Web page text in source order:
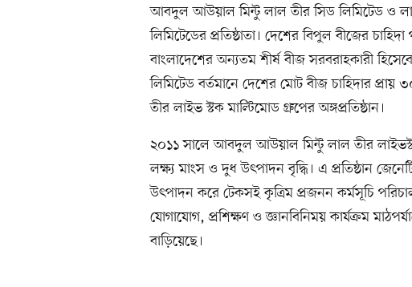
আবদুল আউয়াল মিন্টু লাল তীর সিড লিমিটেড ও
লিমিটেডের প্রতিষ্ঠাতা। দেশের বিপুল বীজের
বাংলাদেশের অন্যতম শীর্ষ বীজ সরবরাহকারী
লিমিটেড বর্তমানে দেশের মোট বীজ চাহিদার
তীর লাইভ স্টক মাল্টিমোড গ্রুপের অঙ্গপ্রতিষ্ঠান।
২০১১ সালে আবদুল আউয়াল মিন্টু লাল তীর
লক্ষ্য মাংস ও দুধ উৎপাদন বৃদ্ধি। এ প্রতিষ্ঠান
উৎপাদন করে টেকসই কৃত্রিম প্রজনন কর্মসূচি
যোগাযোগ, প্রশিক্ষণ ও জ্ঞানবিনিময় কার্যক্রম
বাড়িয়েছে।